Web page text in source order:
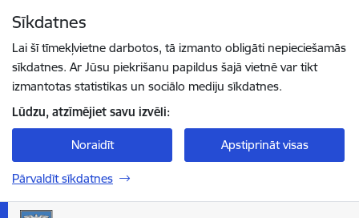
Sīkdatnes
Lai šī tīmekļvietne darbotos, tā izmanto obligāti nepieciešamās
sīkdatnes. Ar Jūsu piekrišanu papildus šajā vietnē var tikt
izmantotas statistikas un sociālo mediju sīkdatnes.
Lūdzu, atzīmējiet savu izvēli:
Noraidīt Apstiprināt visas
Pārvaldīt sīkdatnes